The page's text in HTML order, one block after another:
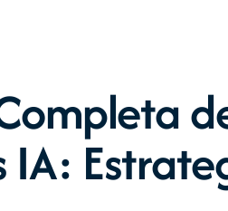
IA: